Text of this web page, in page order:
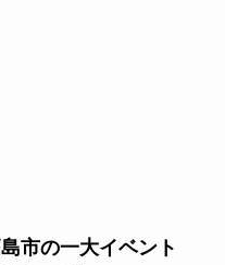
市の一大イベント